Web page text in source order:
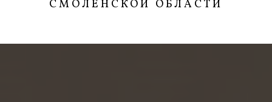
СМОЛЕНСКОЙ ОБЛАСТИ